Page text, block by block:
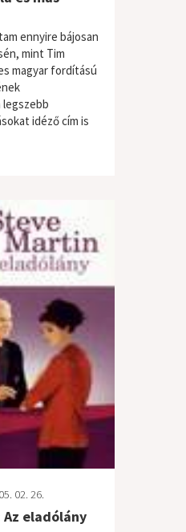
ennyire bájosan
mint Tim
magyar fordítású
legszebb
idéző cím is
02. 26.
eladólány